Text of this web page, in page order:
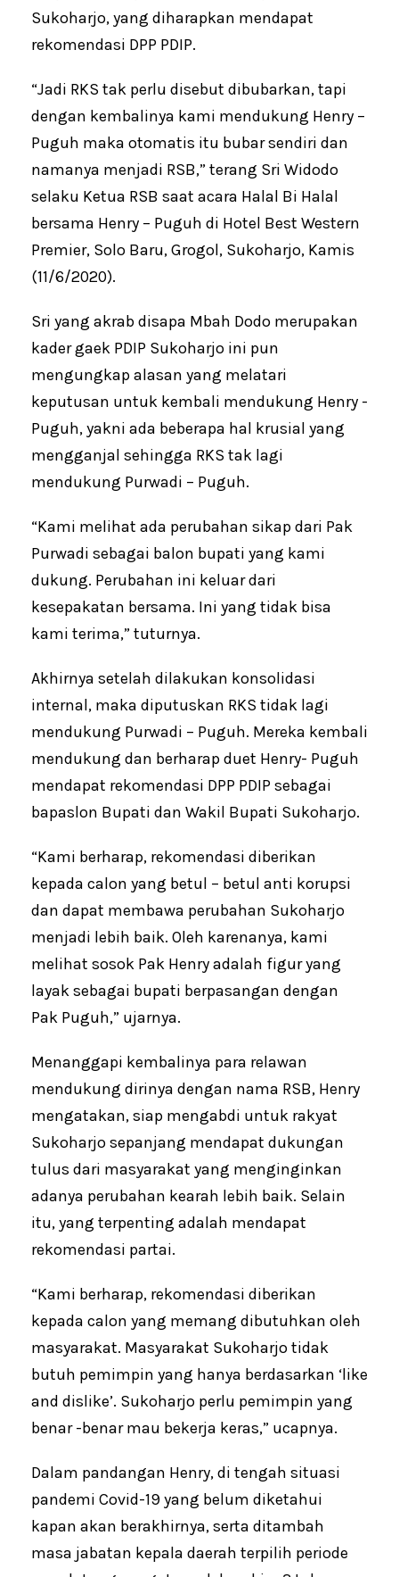
Sukoharjo, yang diharapkan mendapat
rekomendasi DPP PDIP.
“Jadi RKS tak perlu disebut dibubarkan, tapi
dengan kembalinya kami mendukung Henry –
Puguh maka otomatis itu bubar sendiri dan
namanya menjadi RSB,” terang Sri Widodo
selaku Ketua RSB saat acara Halal Bi Halal
bersama Henry – Puguh di Hotel Best Western
Premier, Solo Baru, Grogol, Sukoharjo, Kamis
(11/6/2020).
Sri yang akrab disapa Mbah Dodo merupakan
kader gaek PDIP Sukoharjo ini pun
mengungkap alasan yang melatari
keputusan untuk kembali mendukung Henry -
Puguh, yakni ada beberapa hal krusial yang
mengganjal sehingga RKS tak lagi
mendukung Purwadi – Puguh.
“Kami melihat ada perubahan sikap dari Pak
Purwadi sebagai balon bupati yang kami
dukung. Perubahan ini keluar dari
kesepakatan bersama. Ini yang tidak bisa
kami terima,” tuturnya.
Akhirnya setelah dilakukan konsolidasi
internal, maka diputuskan RKS tidak lagi
mendukung Purwadi – Puguh. Mereka kembali
mendukung dan berharap duet Henry- Puguh
mendapat rekomendasi DPP PDIP sebagai
bapaslon Bupati dan Wakil Bupati Sukoharjo.
“Kami berharap, rekomendasi diberikan
kepada calon yang betul – betul anti korupsi
dan dapat membawa perubahan Sukoharjo
menjadi lebih baik. Oleh karenanya, kami
melihat sosok Pak Henry adalah figur yang
layak sebagai bupati berpasangan dengan
Pak Puguh,” ujarnya.
Menanggapi kembalinya para relawan
mendukung dirinya dengan nama RSB, Henry
mengatakan, siap mengabdi untuk rakyat
Sukoharjo sepanjang mendapat dukungan
tulus dari masyarakat yang menginginkan
adanya perubahan kearah lebih baik. Selain
itu, yang terpenting adalah mendapat
rekomendasi partai.
“Kami berharap, rekomendasi diberikan
kepada calon yang memang dibutuhkan oleh
masyarakat. Masyarakat Sukoharjo tidak
butuh pemimpin yang hanya berdasarkan ‘like
and dislike’. Sukoharjo perlu pemimpin yang
benar -benar mau bekerja keras,” ucapnya.
Dalam pandangan Henry, di tengah situasi
pandemi Covid-19 yang belum diketahui
kapan akan berakhirnya, serta ditambah
masa jabatan kepala daerah terpilih periode